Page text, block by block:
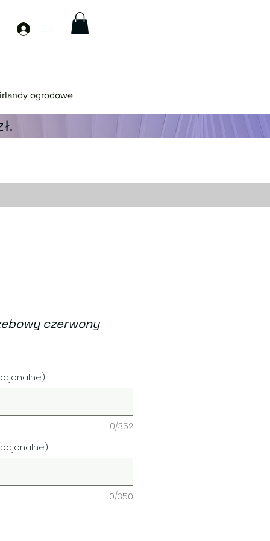
Zaloguj się
ogrodowe
czerwony
0/352
0/350